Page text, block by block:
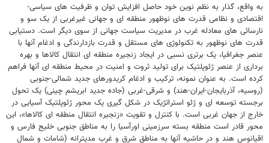
به واقع، گذار به نظم نوین خود حاصل افزایش توان و ظرفیت های سیاسی-
اقتصادی و نظامی قدرت های نوظهور منطقه ای و جهانی غیرغربی از یک سو و
نارسائی های معادله غرب در مدیریت سیاست جهانی از سوی دیگر است. دستیابی
قدرت های نوظهور به تکنولوژی های مستقل و قدرت بازدارندگی و ادغام آنها با
عنصر جغرافیا، یک برتری نسبی در ایجاد زنجیره منطقه ای انتقال کالاها و بهره
برداری از عنصر ژئوپلتیک برای تولید ثروت و امنیت در محیط منطقه ای آنها فراهم
کرده است. به عنوان نمونه، ترکیب و ادغام کریدورهای جدید شمالی-جنوبی
(روسیه، آذربایجان-ایران-هند) و شرقی-غربی (جاده جدید ابریشم چینی) یک تحول
برجسته توسعه ای و ژئو استراتژیک در شکل گیری یک محور ژئوپلتیک آسیایی در
خارج از جهان غربی است. با کنترل و تقویت «زنجیره انتقال منطقه ای کالاها»، این
محور قادر است منطقه بسته سرزمینی اورآسیا را به مناطق جنوبی خلیج فارس و
اقیانوس هند و در حاشیه آنها به مناطق شرق و غرب مدیترانه (شامات و شمال